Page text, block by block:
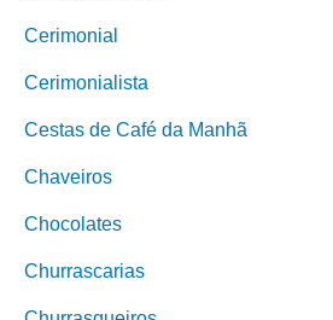
Cerimonial
Cerimonialista
Cestas de Café da Manhã
Chaveiros
Chocolates
Churrascarias